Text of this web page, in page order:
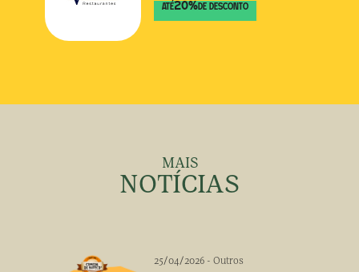
ATÉ20% DE DESCONTO
MAIS
NOTÍCIAS
25/04/2026 - Outros